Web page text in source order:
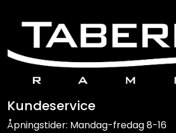
Kundeservice
Åpningstider: Mandag-fredag 8-16